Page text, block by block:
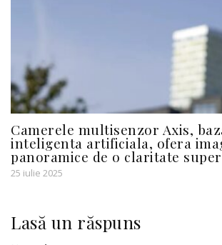
Camerele multisenzor Axis,
inteligenta artificiala, ofera
panoramice de o claritate
25 iulie 2025
Lasă un răspuns